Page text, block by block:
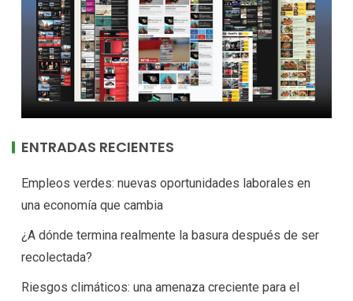
ENTRADAS RECIENTES
Empleos verdes: nuevas oportunidades laborales en
una economía que cambia
¿A dónde termina realmente la basura después de ser
recolectada?
Riesgos climáticos: una amenaza creciente para el